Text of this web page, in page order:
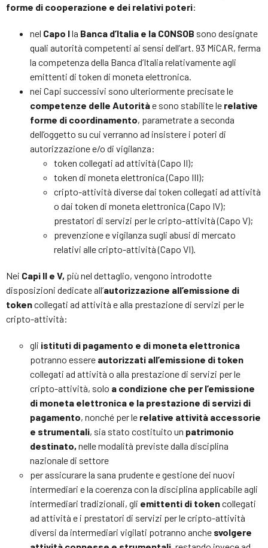
forme di cooperazione e dei relativi poteri:
nel Capo Ila Banca d’Italia e la CONSOB sono designate
quali autorità competenti ai sensi dell’art. 93 MiCAR, ferma
la competenza della Banca d’Italia relativamente agli
emittenti di token di moneta elettronica.
nei Capi successivi sono ulteriormente precisate le
competenze delle Autoritàe sono stabilite le relative
forme di coordinamento, parametrate a seconda
dell’oggetto su cui verranno ad insistere i poteri di
autorizzazione e/o di vigilanza:
token collegati ad attività (Capo II);
token di moneta elettronica (Capo III);
cripto-attività diverse dai token collegati ad attività
o dai token di moneta elettronica (Capo IV);
prestatori di servizi per le cripto-attività (Capo V);
prevenzione e vigilanza sugli abusi di mercato
relativi alle cripto-attività (Capo VI).
Nei Capi II e V, più nel dettaglio, vengono introdotte
disposizioni dedicate all’autorizzazione all’emissione di
tokencollegati ad attività e alla prestazione di servizi per le
cripto-attività:
gli istituti di pagamento e di moneta elettronica
potranno essere autorizzati all’emissione di token
collegati ad attività o alla prestazione di servizi per le
cripto-attività, solo a condizione che per l’emissione
di moneta elettronica e la prestazione di servizi di
pagamento, nonché per le relative attività accessorie
e strumentali, sia stato costituito un patrimonio
destinato, nelle modalità previste dalla disciplina
nazionale di settore
per assicurare la sana prudente e gestione dei nuovi
intermediari e la coerenza con la disciplina applicabile agli
intermediari tradizionali, gli emittenti di tokencollegati
ad attività e i prestatori di servizi per le cripto-attività
diversi da intermediari vigilati potranno anche svolgere